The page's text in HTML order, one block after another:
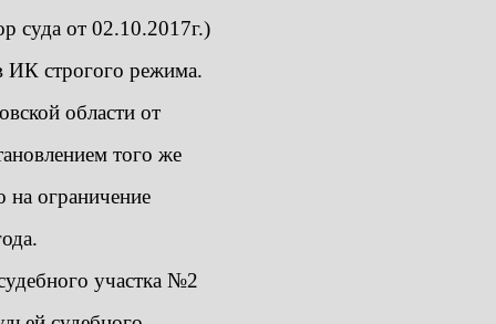
суда от 02.10.2017г.)
ИК строгого режима.
области от
того же
на ограничение
участка №2